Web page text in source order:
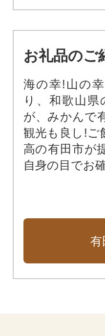
お礼品のご
海の幸!山の
り、和歌山
が、みかんで
観光も良し!ご
高の有田市が
自身の目でお
有